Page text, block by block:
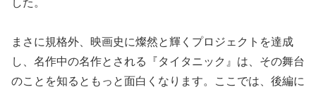
まさに規格外、映画史に燦然と輝くプロジェクトを達成
し、名作中の名作とされる『タイタニック』は、その舞台
のことを知るともっと面白くなります。ここでは、後編に